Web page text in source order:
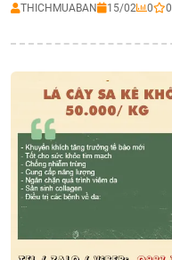
THICHMUABAN 15/02 0 0